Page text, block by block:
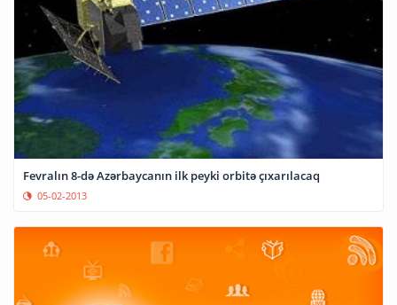
Fevralın 8-də Azərbaycanın ilk peyki orbitə çıxarılacaq
05-02-2013